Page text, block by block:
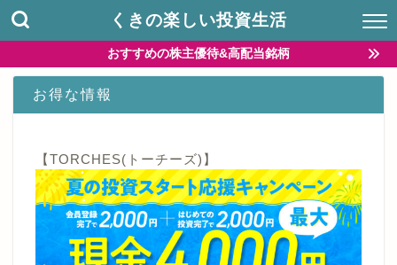
くきの楽しい投資生活
おすすめの株主優待&高配当銘柄
お得な情報
【TORCHES(トーチーズ)】